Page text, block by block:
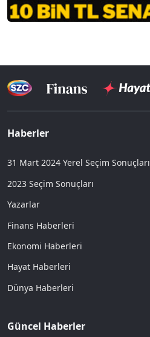
Haberler
31 Mart 2024 Yerel Seçim Sonuçları
2023 Seçim Sonuçları
Yazarlar
Finans Haberleri
Ekonomi Haberleri
Hayat Haberleri
Dünya Haberleri
Güncel Haberler